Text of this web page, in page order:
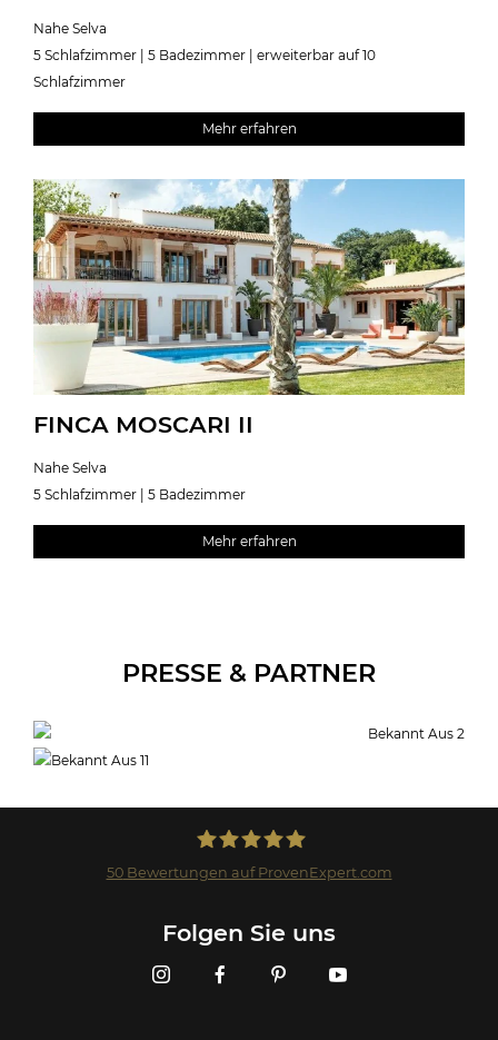
Nahe Selva
5 Schlafzimmer | 5 Badezimmer | erweiterbar auf 10
Schlafzimmer
Mehr erfahren
FINCA MOSCARI II
Nahe Selva
5 Schlafzimmer | 5 Badezimmer
Mehr erfahren
PRESSE & PARTNER
50Bewertungen auf ProvenExpert.com
Folgen Sie uns